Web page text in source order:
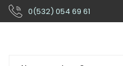
0(532) 054 69 61